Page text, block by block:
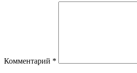
Комментарий *